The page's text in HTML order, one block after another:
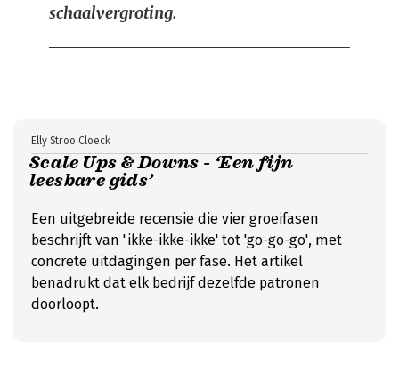
schaalvergroting.
Scale Ups & Downs - ‘Een fijn
leesbare gids’
Elly Stroo Cloeck
Een uitgebreide recensie die vier groeifasen
beschrijft van 'ikke-ikke-ikke' tot 'go-go-go', met
concrete uitdagingen per fase. Het artikel
benadrukt dat elk bedrijf dezelfde patronen
doorloopt.